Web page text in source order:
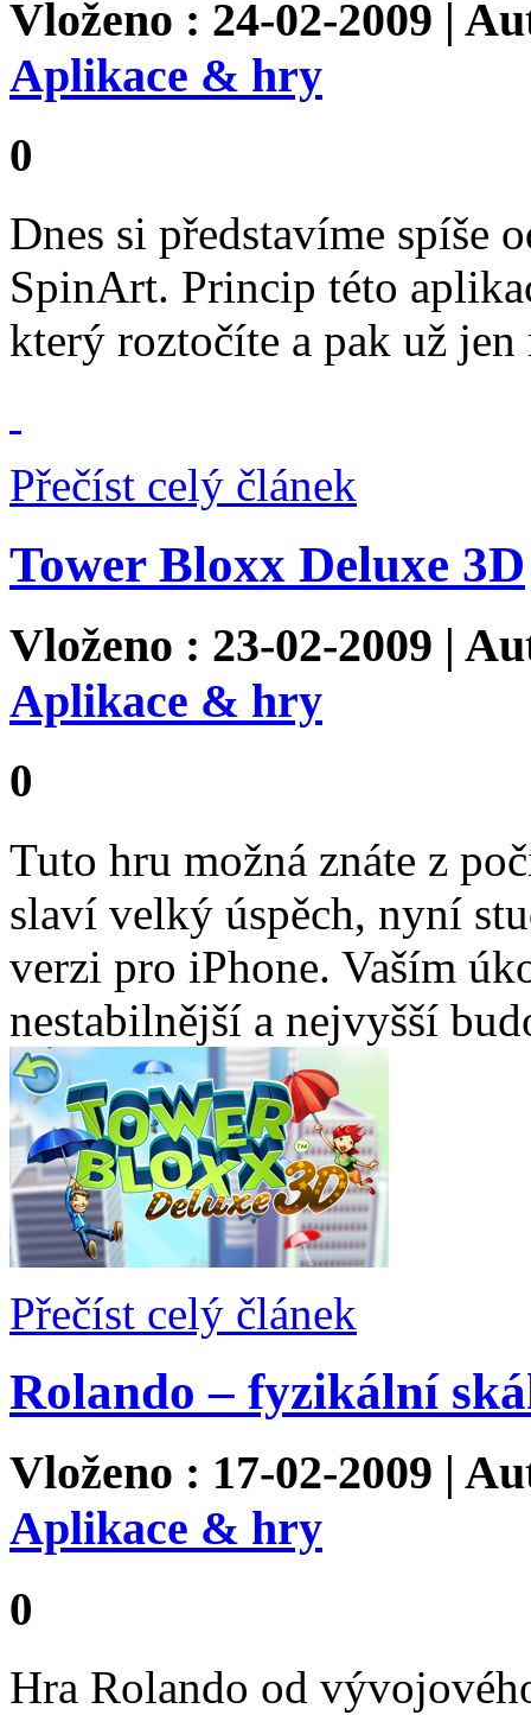
Vloženo : 24-02-2009 |
Aplikace & hry
0
Dnes si představíme spíše
SpinArt. Princip této
který roztočíte a pak už jen
Přečíst celý článek
Tower Bloxx Deluxe 3D
Vloženo : 23-02-2009 |
Aplikace & hry
0
Tuto hru možná znáte z
slaví velký úspěch, nyní
verzi pro iPhone. Vaším
nestabilnější a nejvyšší
Přečíst celý článek
Rolando – fyzikální
Vloženo : 17-02-2009 |
Aplikace & hry
0
Hra Rolando od